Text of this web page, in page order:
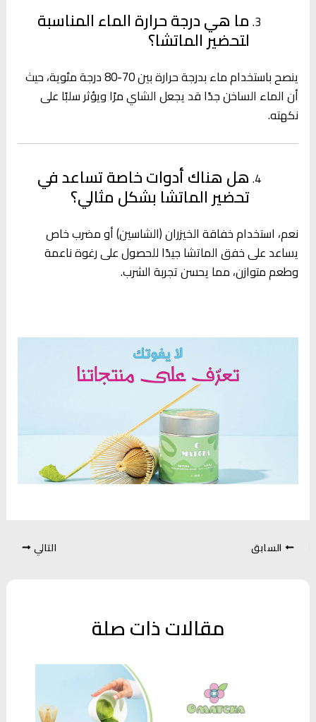
ما هي درجة حرارة الماء المناسبة
لتحضير الماتشا؟
ينصح باستخدام ماء بدرجة حرارة بين 70-80 درجة مئوية، حيث
أن الماء الساخن جدًا قد يجعل الشاي مرًا ويؤثر سلبًا على
نكهته.
هل هناك أدوات خاصة تساعد في
تحضير الماتشا بشكل مثالي؟
نعم، استخدام خفاقة الخيزران (الشاسين) أو مضرب خاص
يساعد على خفق الماتشا جيدًا للحصول على رغوة ناعمة
وطعم متوازن، مما يحسن تجربة الشرب.
السابق التالي
مقالات ذات صلة